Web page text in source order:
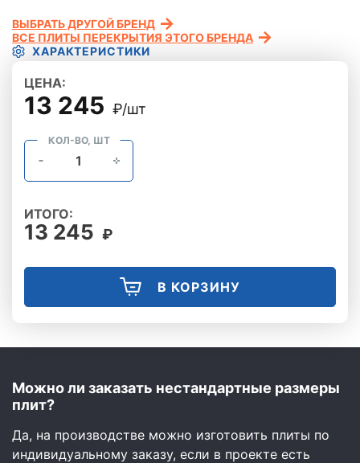
ХАРАКТЕРИСТИКИ
ВЫБРАТЬ ДРУГОЙ БРЕНД
ВСЕ ПЛИТЫ ПЕРЕКРЫТИЯ ЭТОГО БРЕНДА
ЦЕНА:
13 245 ₽/шт
КОЛ-ВО, ШТ
ИТОГО:
13 245 ₽
В КОРЗИНУ
Можно ли заказать нестандартные размеры
плит?
Да, на производстве можно изготовить плиты по
индивидуальному заказу, если в проекте есть